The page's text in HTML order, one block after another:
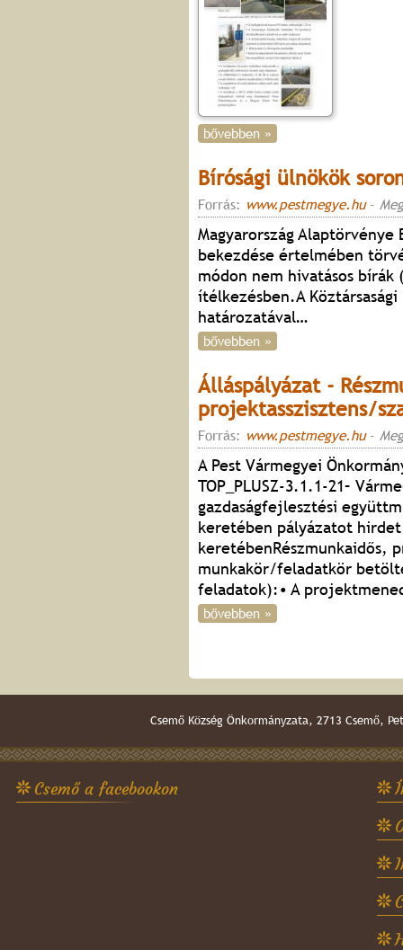
bővebben »
Bírósági ülnökök
Forrás: www.pestmegye.hu-
Magyarország
bekezdése értelmében
módon nem hivatásos
ítélkezésben.A
határozatával…
bővebben »
Álláspályázat -
projektasszisztens/
Forrás: www.pestmegye.hu-
A Pest Vármegyei
TOP_PLUSZ-3.1.1-21–
gazdaságfejlesztési
keretében pályázatot hirdet
keretébenRészmunkaidős,
munkakör/feladatkör
feladatok):• A
bővebben »
Csemő Község Önkormányzata, 2713
Csemő a facebookon